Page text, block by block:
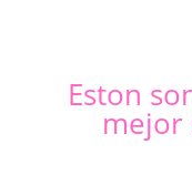
Eston
mejor